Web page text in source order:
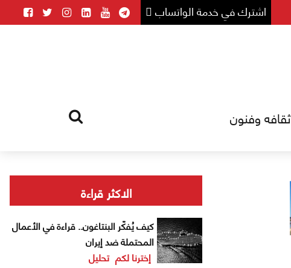
اشترك في خدمة الواتساب
ثقافه وفنون
الاكثر قراءة
كيف يُفكّر البنتاغون.. قراءة في الأعمال
المحتملة ضد إيران
إخترنا لكم تحليل